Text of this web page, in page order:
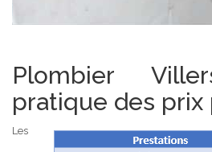
Plombier
pratique des prix
Les